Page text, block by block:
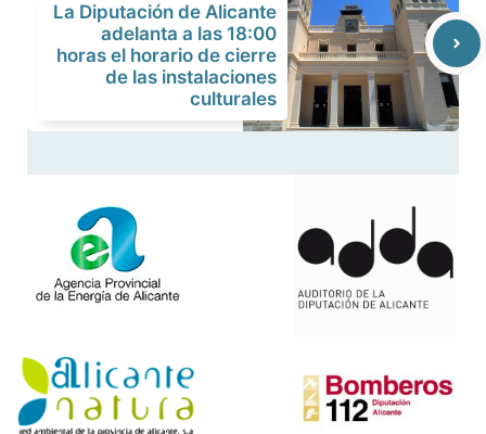
La Diputación de Alicante
adelanta a las 18:00
horas el horario de cierre
de las instalaciones
culturales